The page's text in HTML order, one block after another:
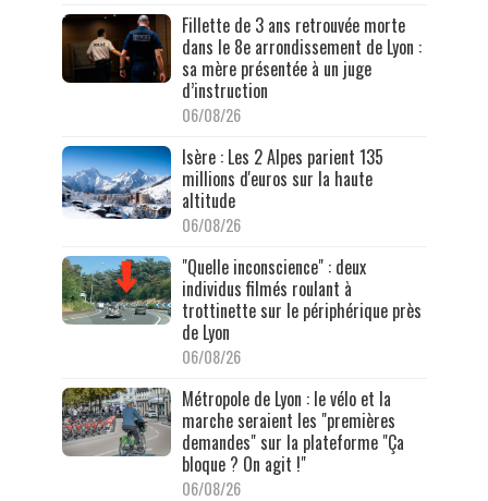
Fillette de 3 ans retrouvée morte
dans le 8e arrondissement de Lyon :
sa mère présentée à un juge
d’instruction
06/08/26
Isère : Les 2 Alpes parient 135
millions d'euros sur la haute
altitude
06/08/26
"Quelle inconscience" : deux
individus filmés roulant à
trottinette sur le périphérique près
de Lyon
06/08/26
Métropole de Lyon : le vélo et la
marche seraient les "premières
demandes" sur la plateforme "Ça
bloque ? On agit !"
06/08/26